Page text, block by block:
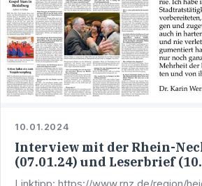
10.01.2024
Interview mit der Rhein-
(07.01.24) und Leserbrief